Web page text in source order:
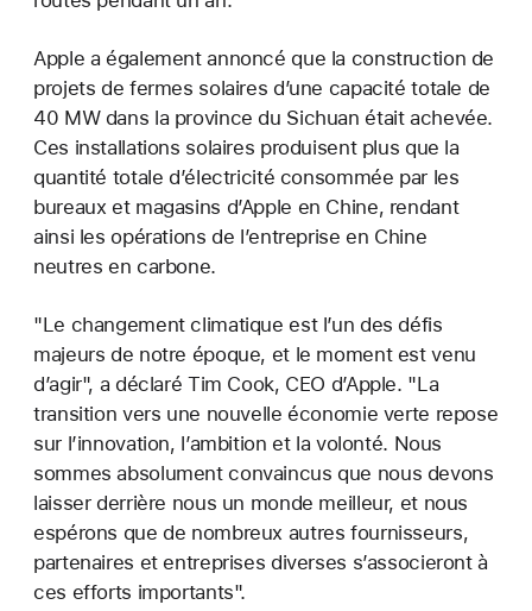
Apple a également annoncé que la construction de
projets de fermes solaires d’une capacité totale de
40 MW dans la province du Sichuan était achevée.
Ces installations solaires produisent plus que la
quantité totale d’électricité consommée par les
bureaux et magasins d’Apple en Chine, rendant
ainsi les opérations de l’entreprise en Chine
neutres en carbone.
"Le changement climatique est l’un des défis
majeurs de notre époque, et le moment est venu
d’agir", a déclaré Tim Cook, CEO d’Apple. "La
transition vers une nouvelle économie verte repose
sur l’innovation, l’ambition et la volonté. Nous
sommes absolument convaincus que nous devons
laisser derrière nous un monde meilleur, et nous
espérons que de nombreux autres fournisseurs,
partenaires et entreprises diverses s’associeront à
ces efforts importants".